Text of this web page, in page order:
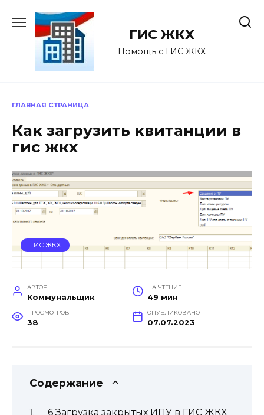
содержанию
ГИС ЖКХ
Помощь с ГИС ЖКХ
ГЛАВНАЯ СТРАНИЦА
Как загрузить квитанции в
гис жкх
ГИС ЖКХ
АВТОР
Коммунальщик
НА ЧТЕНИЕ
49 мин
ПРОСМОТРОВ
38
ОПУБЛИКОВАНО
07.07.2023
Содержание
6 Загрузка закрытых ИПУ в ГИС ЖКХ